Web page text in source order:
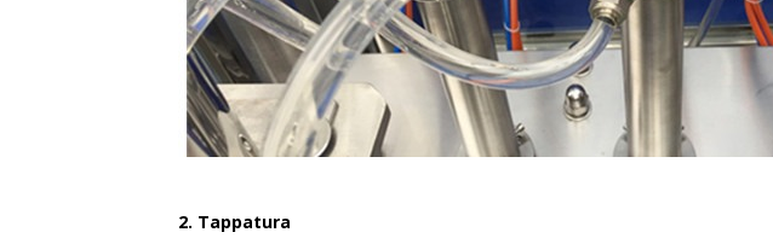
2. Tappatura